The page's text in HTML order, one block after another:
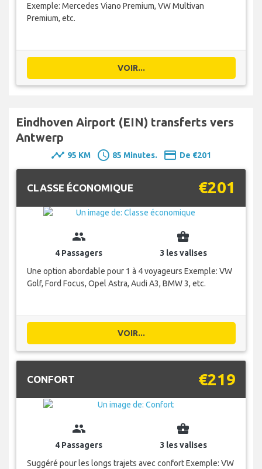
Exemple: Mercedes Viano Premium, VW Multivan
Premium, etc.
VOIR...
Eindhoven Airport (EIN) transferts vers
Antwerp
timeline 95 KM schedule 85 Minutes. payment De €201
CLASSE ÉCONOMIQUE €201
group
4 Passagers
business_center
3 les valises
Une option abordable pour 1 à 4 voyageurs Exemple: VW
Golf, Ford Focus, Opel Astra, Audi A3, BMW 3, etc.
VOIR...
CONFORT €219
group
4 Passagers
business_center
3 les valises
Suggéré pour les longs trajets avec confort Exemple: VW